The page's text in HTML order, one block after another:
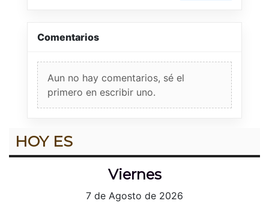
Comentarios
Aun no hay comentarios, sé el
primero en escribir uno.
HOY ES
Viernes
7 de Agosto de 2026